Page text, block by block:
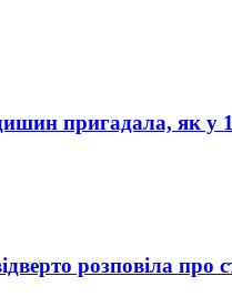
пригадала, як у
розповіла про